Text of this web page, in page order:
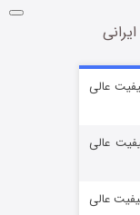
عالی
عالی
عالی